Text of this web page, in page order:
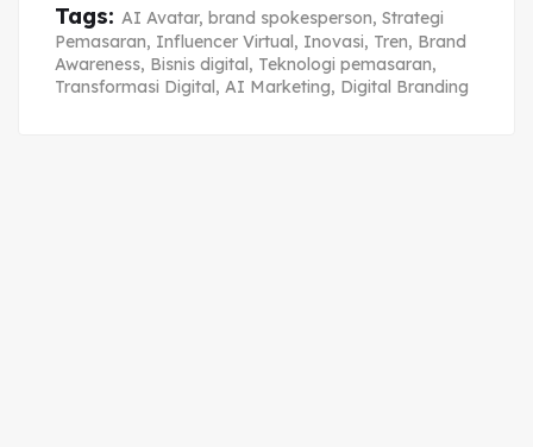
Tags: AI Avatar, brand spokesperson, Strategi
Pemasaran, Influencer Virtual, Inovasi, Tren, Brand
Awareness, Bisnis digital, Teknologi pemasaran,
Transformasi Digital, AI Marketing, Digital Branding